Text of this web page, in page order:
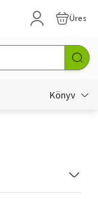
Üres
Könyv